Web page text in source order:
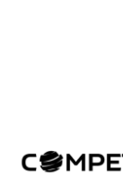
num dos
país —